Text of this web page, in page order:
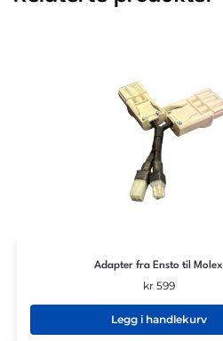
Adapter fra Ensto til Molex
kr599
Legg i handlekurv